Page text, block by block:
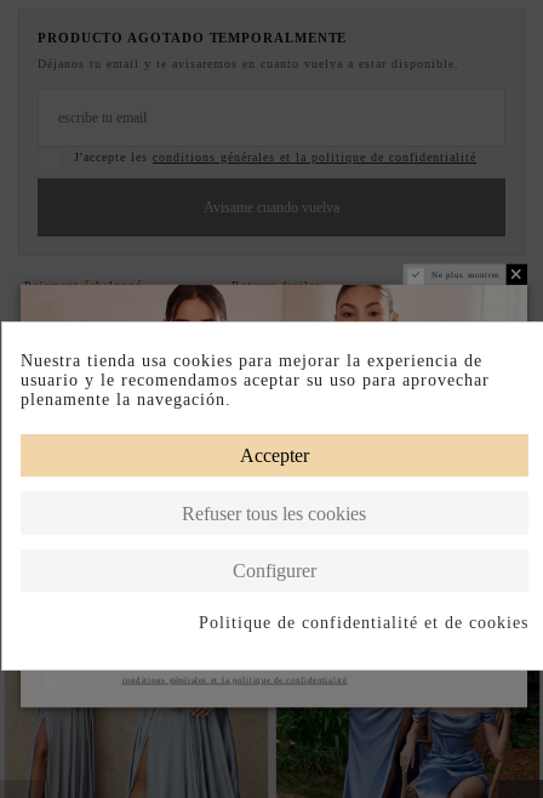
PRODUCTO AGOTADO TEMPORALMENTE
Déjanos tu email y te avisaremos en cuanto vuelva a estar disponible.
J'accepte les conditions générales et la politique de confidentialité
Avisame cuando vuelva
Paiement échelonné Retours faciles Conçu en Espagne
DESCRIPTION
Complete your look
Ne plus montrer.
conditions générales et la politique de confidentialité
Nuestra tienda usa cookies para mejorar la experiencia de
usuario y le recomendamos aceptar su uso para aprovechar
plenamente la navegación.
Accepter
Refuser tous les cookies
Configurer
Politique de confidentialité et de cookies